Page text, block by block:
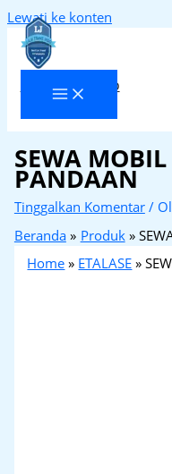
Lewati ke konten
Laja Transindo
SEWA
PANDAAN
Tinggalkan Komentar /
Beranda
Produk
Home » ETALASE »